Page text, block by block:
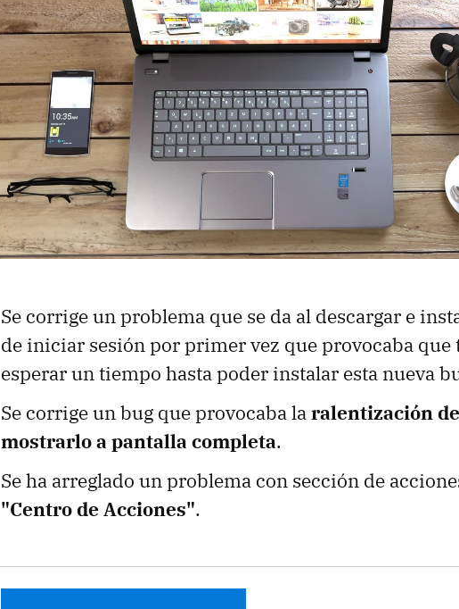
Se corrige un problema que se da al descargar e
de iniciar sesión por primer vez que provocaba que
esperar un tiempo hasta poder instalar esta nueva
Se corrige un bug que provocaba laralentización
mostrarlo a pantalla completa.
Se ha arreglado un problema con sección de
"Centro de Acciones".